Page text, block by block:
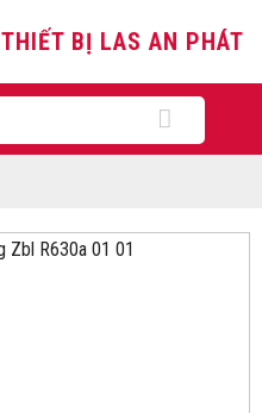
THIẾT BỊ LAS AN PHÁT